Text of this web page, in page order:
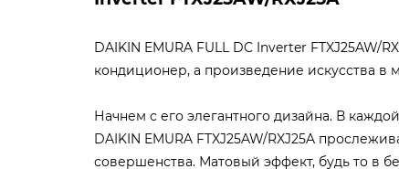
DAIKIN EMURA FULL DC Inverter FTXJ25AW/
кондиционер, а произведение искусства в
Начнем с его элегантного дизайна. В
DAIKIN EMURA FTXJ25AW/RXJ25A
совершенства. Матовый эффект, будь то в